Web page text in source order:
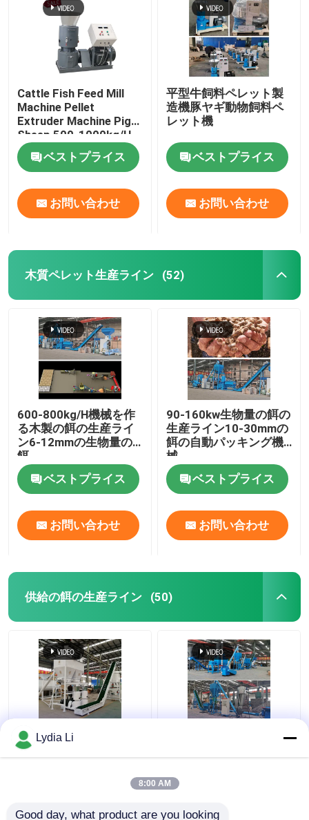
Cattle Fish Feed Mill
Machine Pellet
Extruder Machine Pig
Sheep 500-1000kg/H
ベストプライス
お問い合わせ
平型牛飼料ペレット製
造機豚ヤギ動物飼料ペ
レット機
ベストプライス
お問い合わせ
木質ペレット生産ライン (52)
600-800kg/H機械を作
る木製の餌の生産ライ
ン6-12mmの生物量の
餌
ベストプライス
お問い合わせ
90-160kw生物量の餌の
生産ライン10-30mmの
餌の自動パッキング機
械
ベストプライス
お問い合わせ
供給の餌の生産ライン (50)
1-20Ton/H供給の餌の
生産ライン鶏の餌の生
Lydia Li
8:00 AM
Good day, what product are you looking